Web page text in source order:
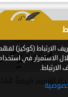
الغَميم مَريضةٌ
الارتباط (كوكيز)
الاستمرار في
الارتباط.